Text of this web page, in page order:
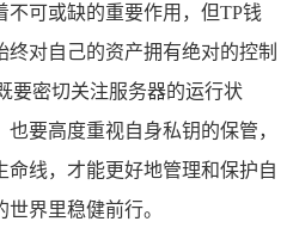
可或缺的重要作用，但TP钱
对自己的资产拥有绝对的控制
要密切关注服务器的运行状
要高度重视自身私钥的保管，
线，才能更好地管理和保护自
界里稳健前行。